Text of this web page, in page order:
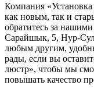
Компания «Установка
как новым, так и
обратитесь за
Сарайшык, 5, Нур-
любым другим,
рады, если вы
люстр», чтобы мы
повышать качество